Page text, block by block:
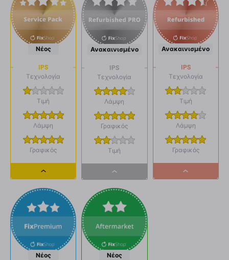
Νέος
IPS
Τεχνολογία
Τιμή
Λάμψη
Γραφικός
Dropdown
button
Ανακαινισμένο
IPS
Τεχνολογία
Λάμψη
Γραφικός
Τιμή
Dropdown
button
Ανακαινισμένο
IPS
Τεχνολογία
Τιμή
Λάμψη
Γραφικός
Dropdown
Νέος Νέος